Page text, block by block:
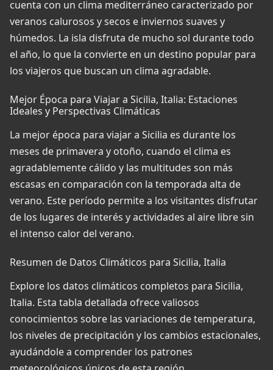
cuenta con un clima mediterráneo caracterizado por
veranos calurosos y secos e inviernos suaves y
húmedos. La isla disfruta de mucho sol durante todo
el año, lo que la convierte en un destino popular para
los viajeros que buscan un clima agradable.
Mejor Época para Viajar a Sicilia, Italia: Estaciones
Ideales y Perspectivas Climáticas
La mejor época para viajar a Sicilia es durante los
meses de primavera y otoño, cuando el clima es
agradablemente cálido y las multitudes son más
escasas en comparación con la temporada alta de
verano. Este período permite a los visitantes disfrutar
de los lugares de interés y actividades al aire libre sin
el intenso calor del verano.
Resumen de Datos Climáticos para Sicilia, Italia
Explore los datos climáticos completos para Sicilia,
Italia. Esta tabla detallada ofrece valiosos
conocimientos sobre las variaciones de temperatura,
los niveles de precipitación y los cambios estacionales,
ayudándole a comprender los patrones